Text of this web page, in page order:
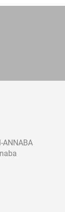
ANNABA